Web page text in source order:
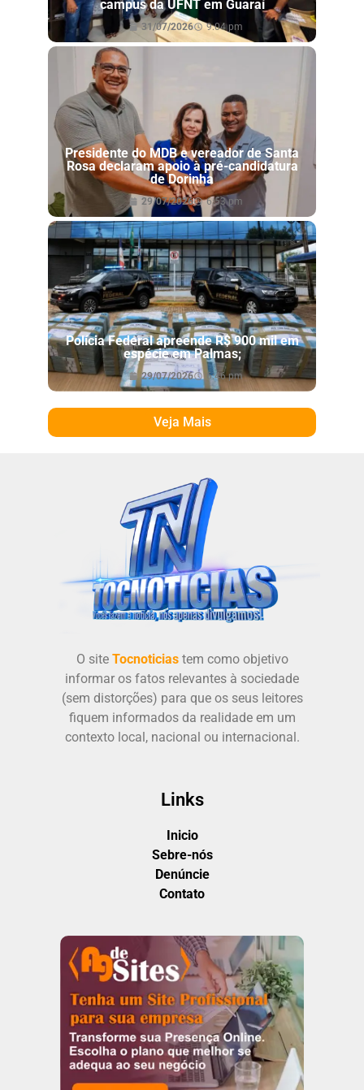
campus da UFNT em Guaraí
31/07/2026 9:04 pm
Presidente do MDB e vereador de Santa
Rosa declaram apoio à pré-candidatura
de Dorinha
29/07/2026 6:53 pm
Polícia Federal apreende R$ 900 mil em
espécie em Palmas;
29/07/2026 6:46 pm
Veja Mais
O site Tocnoticiastem como objetivo
informar os fatos relevantes à sociedade
(sem distorções) para que os seus leitores
fiquem informados da realidade em um
contexto local, nacional ou internacional.
Links
Inicio
Sebre-nós
Denúncie
Contato